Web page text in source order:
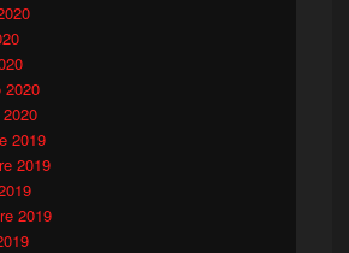
professionali – David Matsumoto
2020
2019
2019
2019